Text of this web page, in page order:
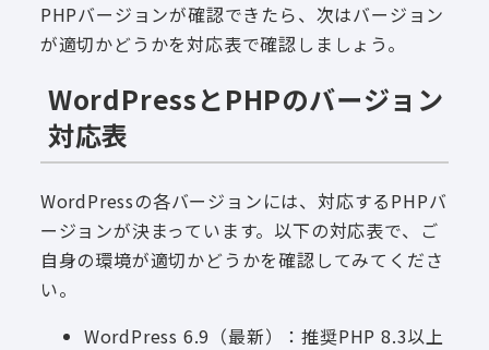
PHPバージョンが確認できたら、次はバージョン
が適切かどうかを対応表で確認しましょう。
WordPressとPHPのバージョン
対応表
WordPressの各バージョンには、対応するPHPバ
ージョンが決まっています。以下の対応表で、ご
自身の環境が適切かどうかを確認してみてくださ
い。
WordPress 6.9（最新）：推奨PHP 8.3以上